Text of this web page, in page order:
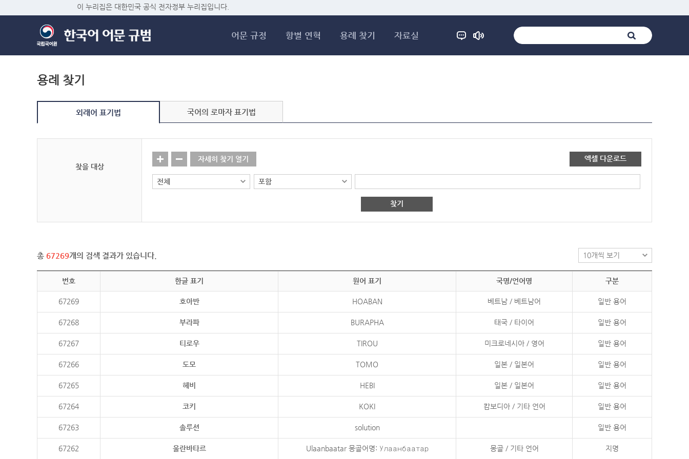
이 누리집은 대한민국 공식 전자정부 누리집입니다.
어문 규정 항별 연혁 용례 찾기 자료실
용례 찾기
외래어 표기법 국어의 로마자 표기법
찾을 대상
자세히 찾기 열기 엑셀 다운로드
찾기
총 67269개의 검색 결과가 있습니다.
번호 한글 표기 원어 표기 국명/언어명 구분
67269 호아반 HOABAN 베트남 / 베트남어 일반 용어
67268 부라파 BURAPHA 태국 / 타이어 일반 용어
67267 티로우 TIROU 미크로네시아 / 영어 일반 용어
67266 도모 TOMO 일본 / 일본어 일반 용어
67265 헤비 HEBI 일본 / 일본어 일반 용어
67264 코키 KOKI 캄보디아 / 기타 언어 일반 용어
67263 솔루션 solution 일반 용어
67262 울란바타르 Ulaanbaatar 몽골어명: Улаанбаатар 몽골 / 기타 언어 지명